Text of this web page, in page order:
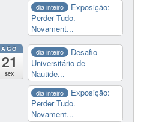
dia inteiro
Exposição:
Perder Tudo.
Novament...
AGO
21
sex
dia inteiro
Desafio
Universitário de
Nautide...
dia inteiro
Exposição:
Perder Tudo.
Novament...